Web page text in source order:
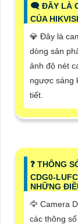
🗨️ ĐÂY LÀ
CỦA
💎 Đây là
dòng sản
ảnh độ nét
ngược sáng
tiết.
️❓ THÔNG
CDG0-
NHỮNG
🦅 Camera
các thông